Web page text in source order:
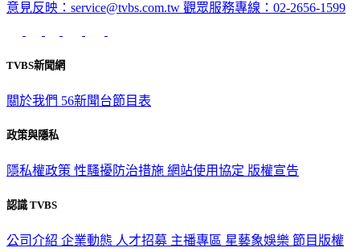
意見反映：service@tvbs.com.tw 觀眾服務專線：02-2656-1599
TVBS新聞網
關於我們 56新聞台節目表
政策與隱私
隱私權政策 性騷擾防治措施 網站使用協定 版權宣告
認識 TVBS
公司介紹 企業動態 人才招募 主播專區 星藝象娛樂 節目版權